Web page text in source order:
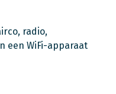
radio,
een WiFi-apparaat